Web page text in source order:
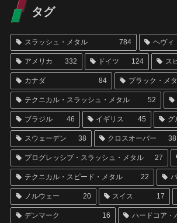
タグ
スラッシュ・メタル 784 ヘヴィ
アメリカ 332 ドイツ 124 ス
カナダ 84 ブラック・メ
テクニカル・スラッシュ・メタル 52
ブラジル 46 イギリス 45 グ
スウェーデン 38 クロスオーバー 38
プログレッシブ・スラッシュ・メタル 27
テクニカル・スピード・メタル 22
ノルウェー 20 スイス 17
デンマーク 16 ハードコア・